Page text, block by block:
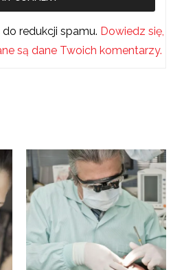
redukcji spamu. Dowiedz się,
są dane Twoich komentarzy.